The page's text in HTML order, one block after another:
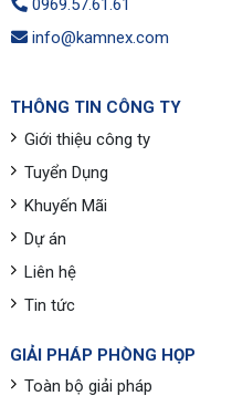
0969.57.61.61
info@kamnex.com
THÔNG TIN CÔNG TY
Giới thiệu công ty
Tuyển Dụng
Khuyến Mãi
Dự án
Liên hệ
Tin tức
GIẢI PHÁP PHÒNG HỌP
Toàn bộ giải pháp